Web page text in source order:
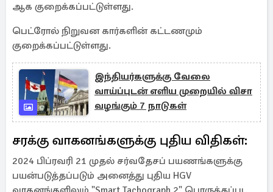
ஆக குறைக்கப்பட்டுள்ளது.
பெட்ரோல் நிறுவன கார்களின் கட்டணமும்
குறைக்கப்பட்டுள்ளது.
இந்தியர்களுக்கு வேலை
வாய்ப்புடன் எளிய முறையில் விசா
வழங்கும் 7 நாடுகள்
சரக்கு வாகனங்களுக்கு புதிய விதிகள்:
2024 பிப்ரவரி 21 முதல் சர்வதேசப் பயணங்களுக்கு
பயன்படுத்தப்படும் அனைத்து புதிய HGV